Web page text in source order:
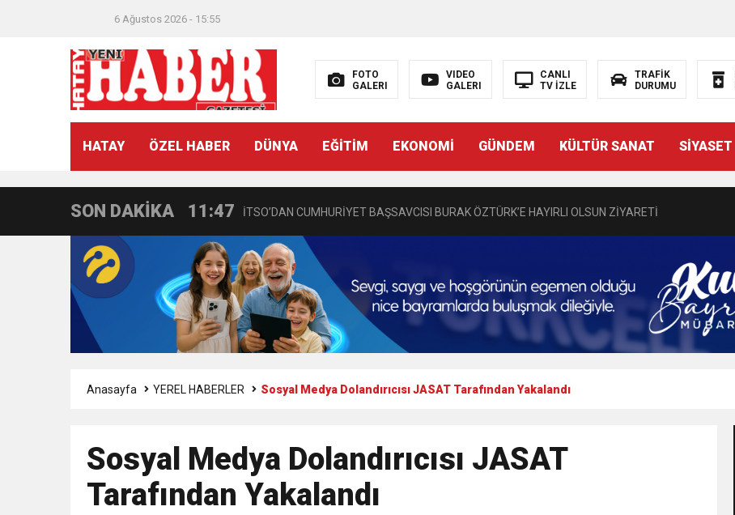
6 Ağustos 2026 - 15:55
FOTO
GALERI
VIDEO
GALERI
CANLI
TV İZLE
TRAFİK
DURUMU
HATAY ÖZEL HABER DÜNYA EĞİTİM EKONOMİ GÜNDEM KÜLTÜR SANAT SİYASET
SON DAKİKA
21:40 CEYLANDERE’DE BAŞKAN EMRAH KARAÇAY’A SEVGİ SELİ
18:22
18:55 İNCE’NİN CHP’DE KALMASININ PERDE ARKASI: GÖRÜNENDEN DAHA FAZLASI MI VAR?
11:57 IŞIL Eczanesi Görkemli Bir Törenle Hizmete Açıldı
21:40 HİKMET KAMİL ERYILMAZ’DAN EĞİTİME KALICI YATIRIM
3:47
17:36 KURUMLAR VERGİSİ ERTELENDİ
1:00 İTSO İŞ-KUR SGK TOPLANTI DUYURUSU
Anasayfa YEREL HABERLER Sosyal Medya Dolandırıcısı JASAT Tarafından Yakalandı
Sosyal Medya Dolandırıcısı JASAT
Tarafından Yakalandı